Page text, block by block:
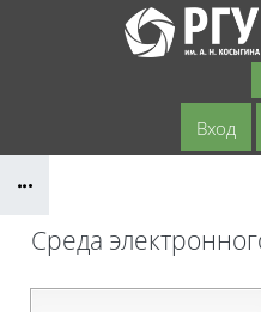
Перейти к основному
Вход
Среда
Блоки